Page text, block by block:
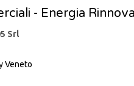
- Energia
Srl
Veneto